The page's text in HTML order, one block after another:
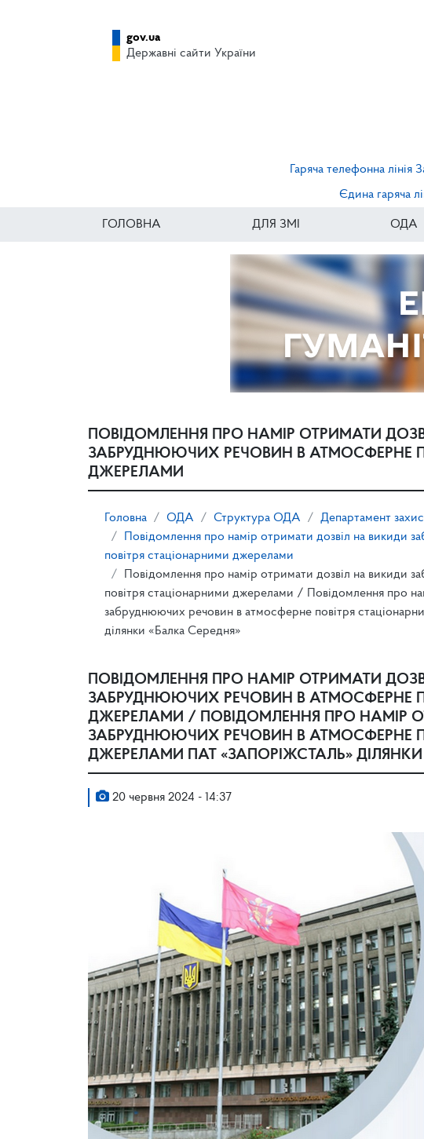
gov.ua
Державні сайти України
Гаряча телефонна лінія
Єдина гаряча
ГОЛОВНА ДЛЯ ЗМІ ОДА
ПОВІДОМЛЕННЯ ПРО НАМІР ОТРИМАТИ
ЗАБРУДНЮЮЧИХ РЕЧОВИН В АТМОСФЕРНЕ
ДЖЕРЕЛАМИ
Головна ОДА Структура ОДА
Департамент
Повідомлення про намір отримати дозвіл на викиди
повітря стаціонарними джерелами
Повідомлення про намір отримати дозвіл на викиди
повітря стаціонарними джерелами / Повiдомлення про
забруднюючих речовин в атмосферне повiтря
ділянки «Балка Середня»
ПОВІДОМЛЕННЯ ПРО НАМІР ОТРИМАТИ
ЗАБРУДНЮЮЧИХ РЕЧОВИН В АТМОСФЕРНЕ
ДЖЕРЕЛАМИ / ПОВIДОМЛЕННЯ ПРО НАМIР
ЗАБРУДНЮЮЧИХ РЕЧОВИН В АТМОСФЕРНЕ
ДЖЕРЕЛАМИ ПАТ «ЗАПОРІЖСТАЛЬ»
20 червня 2024 - 14:37